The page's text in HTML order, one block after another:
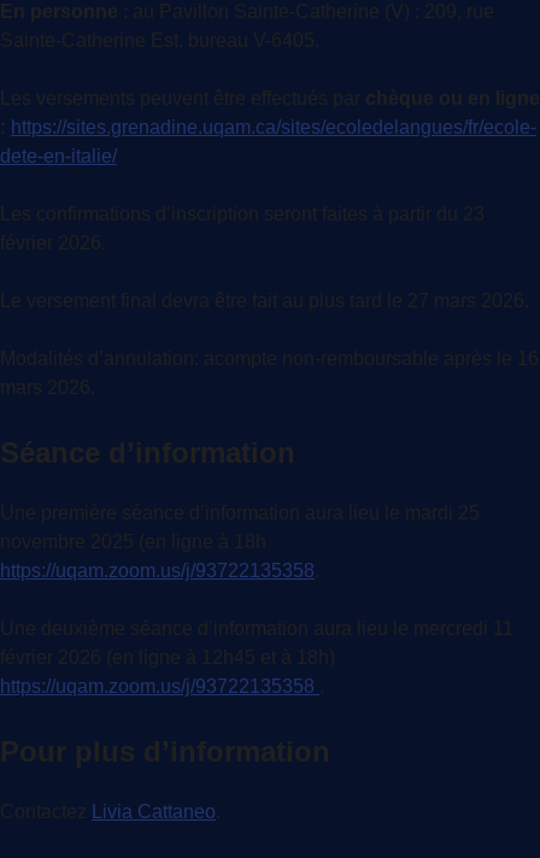
En personne
: au Pavillon Sainte-Catherine (V) : 209, rue
Sainte-Catherine Est, bureau V-6405.
Les versements peuvent être effectués par chèque ou en ligne
: https://sites.grenadine.uqam.ca/sites/ecoledelangues/fr/ecole-
dete-en-italie/
Les confirmations d’inscription seront faites à partir du 23
février 2026.
Le versement final devra être fait au plus tard le 27 mars 2026.
Modalités d’annulation: acompte non-remboursable après le 16
mars 2026.
Séance d’information
Une première séance d’information aura lieu le mardi 25
novembre 2025 (en ligne à 18h
https://uqam.zoom.us/j/93722135358
Une deuxième séance d’information aura lieu le mercredi 11
février 2026 (en ligne à 12h45 et à 18h)
https://uqam.zoom.us/j/93722135358
Pour plus d’information
Contactez Livia Cattaneo